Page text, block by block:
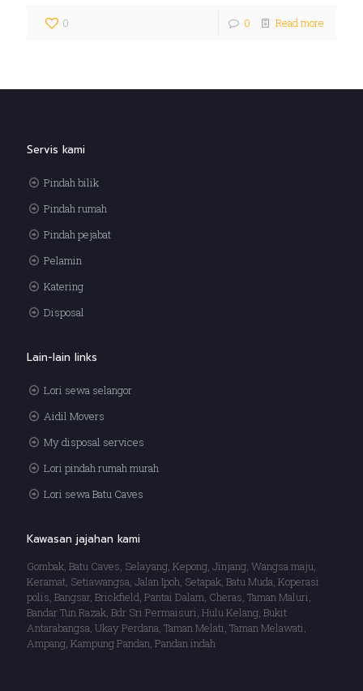
0 0 Read more
Servis kami
Pindah bilik
Pindah rumah
Pindah pejabat
Pelamin
Katering
Disposal
Lain-lain links
Lori sewa selangor
Aidil Movers
My disposal services
Lori pindah rumah murah
Lori sewa Batu Caves
Kawasan jajahan kami
Gombak, Batu Caves, Selayang, Kepong, Jinjang, Wangsa maju,
Keramat, Setiawangsa, Jalan Ipoh, Setapak, Batu Muda, Koperasi
polis, Bangsar, Brickfield, Pantai Dalam, Cheras, Taman Maluri,
Bandar Tun Razak, Bdr Sri Permaisuri, Hulu Kelang, Bukit
Antarabangsa, Ukay Perdana, Taman Melati, Taman Melawati,
Ampang, Kampung Pandan, Pandan indah